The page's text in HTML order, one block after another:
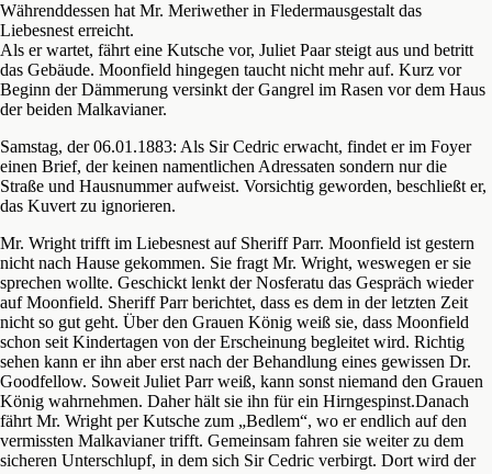
Währenddessen hat Mr. Meriwether in Fledermausgestalt das
Liebesnest erreicht.
Als er wartet, fährt eine Kutsche vor, Juliet Paar steigt aus und betritt
das Gebäude. Moonfield hingegen taucht nicht mehr auf. Kurz vor
Beginn der Dämmerung versinkt der Gangrel im Rasen vor dem Haus
der beiden Malkavianer.
Samstag, der 06.01.1883: Als Sir Cedric erwacht, findet er im Foyer
einen Brief, der keinen namentlichen Adressaten sondern nur die
Straße und Hausnummer aufweist. Vorsichtig geworden, beschließt er,
das Kuvert zu ignorieren.
Mr. Wright trifft im Liebesnest auf Sheriff Parr. Moonfield ist gestern
nicht nach Hause gekommen. Sie fragt Mr. Wright, weswegen er sie
sprechen wollte. Geschickt lenkt der Nosferatu das Gespräch wieder
auf Moonfield. Sheriff Parr berichtet, dass es dem in der letzten Zeit
nicht so gut geht. Über den Grauen König weiß sie, dass Moonfield
schon seit Kindertagen von der Erscheinung begleitet wird. Richtig
sehen kann er ihn aber erst nach der Behandlung eines gewissen Dr.
Goodfellow. Soweit Juliet Parr weiß, kann sonst niemand den Grauen
König wahrnehmen. Daher hält sie ihn für ein Hirngespinst.Danach
fährt Mr. Wright per Kutsche zum „Bedlem“, wo er endlich auf den
vermissten Malkavianer trifft. Gemeinsam fahren sie weiter zu dem
sicheren Unterschlupf, in dem sich Sir Cedric verbirgt. Dort wird der